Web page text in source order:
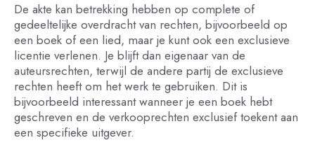
De akte kan betrekking hebben op complete of
gedeeltelijke overdracht van rechten, bijvoorbeeld op
een boek of een lied, maar je kunt ook een exclusieve
licentie verlenen. Je blijft dan eigenaar van de
auteursrechten, terwijl de andere partij de exclusieve
rechten heeft om het werk te gebruiken. Dit is
bijvoorbeeld interessant wanneer je een boek hebt
geschreven en de verkooprechten exclusief toekent aan
een specifieke uitgever.